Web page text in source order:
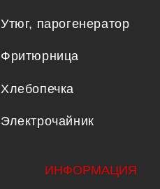
Утюг, парогенератор
Фритюрница
Хлебопечка
Электрочайник
ИНФОРМАЦИЯ